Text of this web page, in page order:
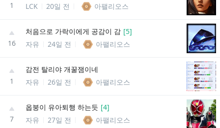
1
LCK
20일 전 아팰리오스
16
처음으로 가락이에게 공감이 감 [5]
자유
24일 전 아팰리오스
1
감전 탈리야 개꿀잼이네
자유
26일 전 아팰리오스
7
옵붕이 유아퇴행 하는듯 [4]
자유
27일 전 아팰리오스